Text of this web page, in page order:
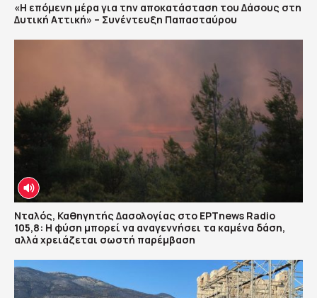
«Η επόμενη μέρα για την αποκατάσταση του Δάσους στη
Δυτική Αττική» – Συνέντευξη Παπασταύρου
Νταλός, Καθηγητής Δασολογίας στο ΕΡΤnews Radio
105,8: Η φύση μπορεί να αναγεννήσει τα καμένα δάση,
αλλά χρειάζεται σωστή παρέμβαση